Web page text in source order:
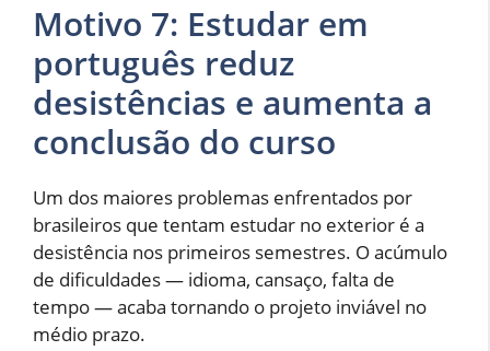
Motivo 7: Estudar em
português reduz
desistências e aumenta a
conclusão do curso
Um dos maiores problemas enfrentados por
brasileiros que tentam estudar no exterior é a
desistência nos primeiros semestres. O acúmulo
de dificuldades — idioma, cansaço, falta de
tempo — acaba tornando o projeto inviável no
médio prazo.